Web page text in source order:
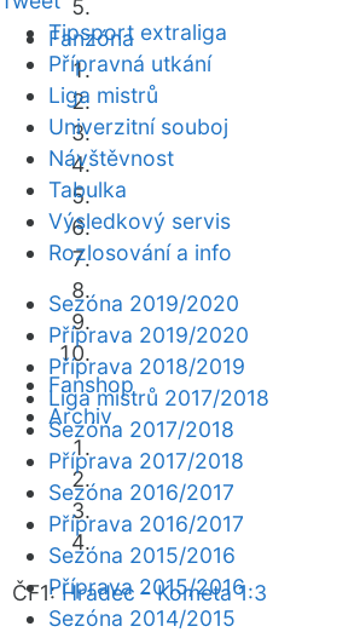
Fanzóna
Fanshop
Archiv
ČF1:Hradec - Kometa 1:3
Tipsport extraliga
Přípravná utkání
Liga mistrů
Univerzitní souboj
Návštěvnost
Tabulka
Výsledkový servis
Rozlosování a info
Sezóna 2019/2020
Příprava 2019/2020
Příprava 2018/2019
Liga mistrů 2017/2018
Sezóna 2017/2018
Příprava 2017/2018
Sezóna 2016/2017
Příprava 2016/2017
Sezóna 2015/2016
Příprava 2015/2016
Sezóna 2014/2015